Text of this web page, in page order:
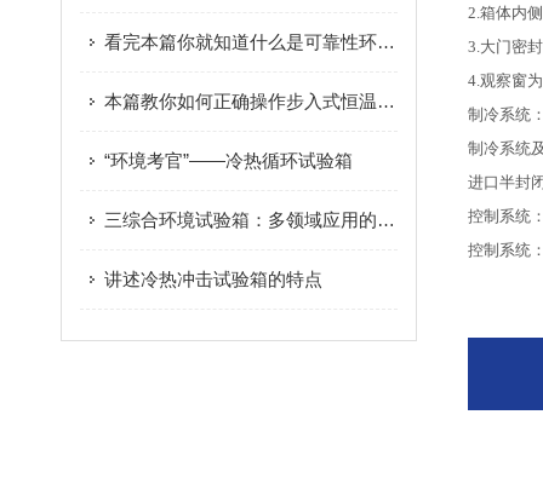
看完本篇你就知道什么是可靠性环境试验箱了
本篇教你如何正确操作步入式恒温恒湿试验房了
“环境考官”——冷热循环试验箱
三综合环境试验箱：多领域应用的可靠性保障
讲述冷热冲击试验箱的特点
2.箱体内
3.大门密
4.观察窗
制冷系统
制冷系统
进口半封
控制系统
控制系统